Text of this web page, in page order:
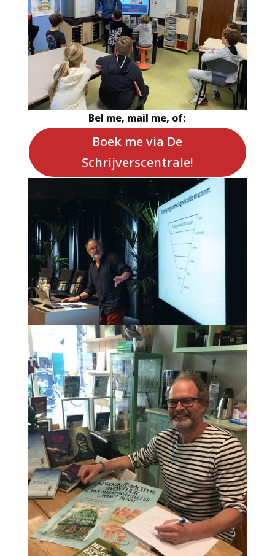
Bel me, mail me, of:
Boek me via De
Schrijverscentrale!